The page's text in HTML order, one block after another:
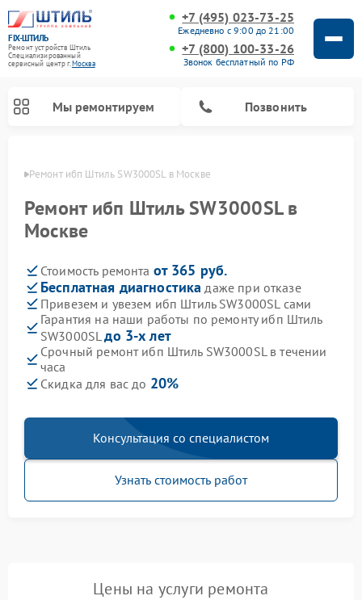
FIX-ШТИЛЬ
Ремонт устройств Штиль
Специализированный
cервисный центр г.Москва
+7 (495) 023-73-25
Ежедневно с 9:00 до 21:00
+7 (800) 100-33-26
Звонок бесплатный по РФ
Мы ремонтируем Позвонить
Ремонт ибп Штиль SW3000SL в Москве
Ремонт ибп Штиль SW3000SL в
Москве
Стоимость ремонта от 365 руб.
Бесплатная диагностика даже при отказе
Привезем и увезем ибп Штиль SW3000SL сами
Гарантия на наши работы по ремонту ибп Штиль
SW3000SLдо 3-х лет
Срочный ремонт ибп Штиль SW3000SL в течении
часа
Скидка для вас до 20%
Консультация со специалистом
Узнать стоимость работ
Цены на услуги ремонта